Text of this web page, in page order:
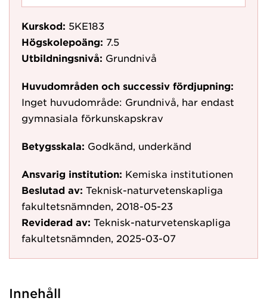
Kurskod: 5KE183
Högskolepoäng: 7.5
Utbildningsnivå: Grundnivå
Huvudområden och successiv fördjupning:
Inget huvudområde: Grundnivå, har endast
gymnasiala förkunskapskrav
Betygsskala: Godkänd, underkänd
Ansvarig institution: Kemiska institutionen
Beslutad av: Teknisk-naturvetenskapliga
fakultetsnämnden, 2018-05-23
Reviderad av: Teknisk-naturvetenskapliga
fakultetsnämnden, 2025-03-07
Innehåll